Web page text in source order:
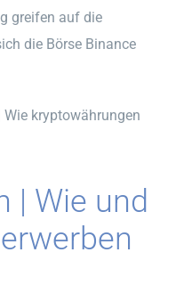
greifen auf die
die Börse Binance
kryptowährungen
| Wie und